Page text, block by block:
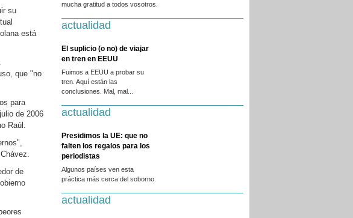
su
está
que "no
para
de 2006
Raúl.
de
mucha gratitud a todos vosotros.
actualidad
El suplicio (o no) de viajar
en tren en EEUU
Fuimos a EEUU a probar su
tren. Aquí están las
conclusiones. Mal, mal...
actualidad
Presidimos la UE: que no
falten los regalos para los
periodistas
Algunos países ven esta
práctica más cerca del soborno.
actualidad